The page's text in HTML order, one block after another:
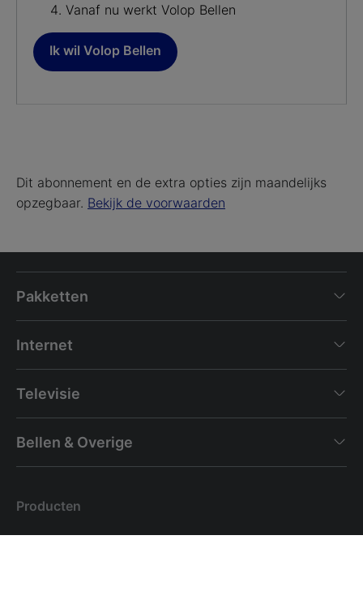
Vanaf nu werkt Volop Bellen
Ik wil Volop Bellen
Dit abonnement en de extra opties zijn maandelijks
opzegbaar. Bekijk de voorwaarden
Pakketten
Internet
Televisie
Bellen & Overige
Producten